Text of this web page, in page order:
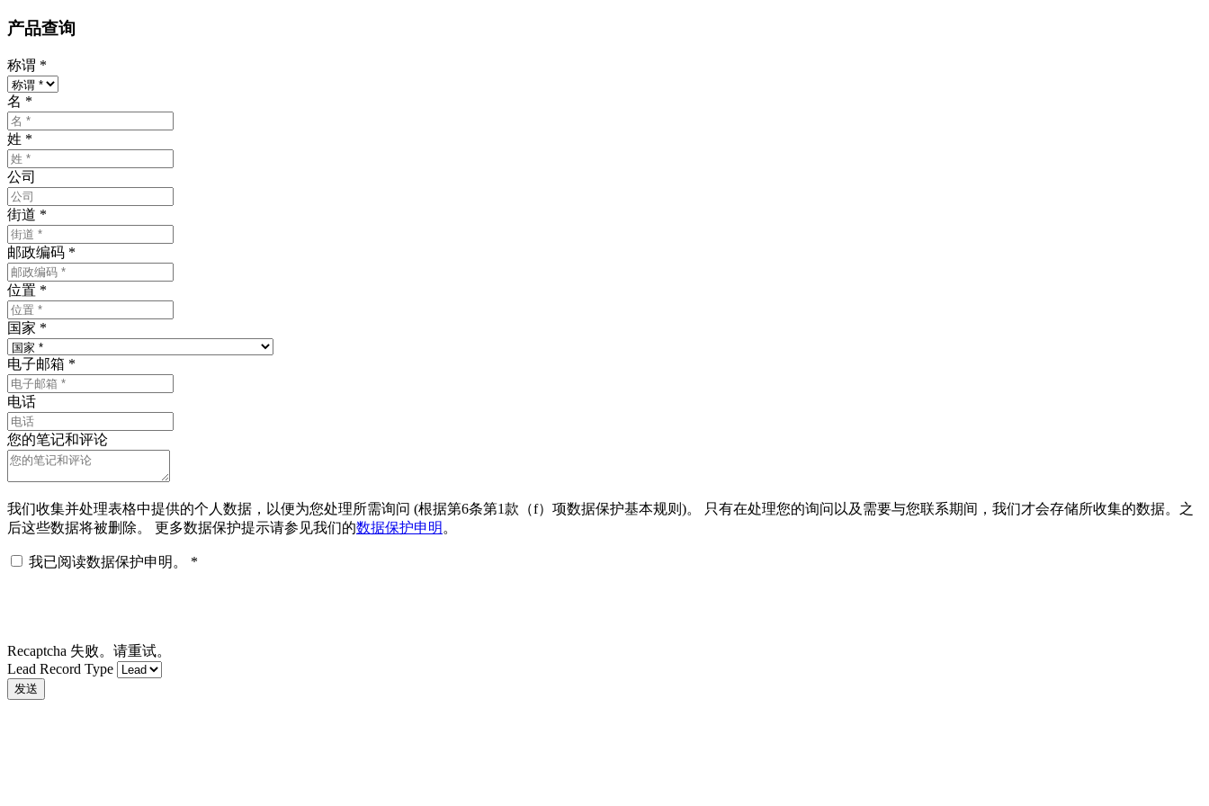
产品查询
称谓 *
名 *
姓 *
公司
街道 *
邮政编码 *
位置 *
国家 *
电子邮箱 *
电话
您的笔记和评论
我们收集并处理表格中提供的个人数据，以便为您处理所需询问 (根据第6条第1款（f）项数据保护基本规则)。 只有在处理您的询问以及需要与您联系期间，我们才会存储所收集的数据。之
后这些数据将被删除。 更多数据保护提示请参见我们的数据保护申明。
我已阅读数据保护申明。 *
Recaptcha 失败。请重试。
Lead Record Type
发送